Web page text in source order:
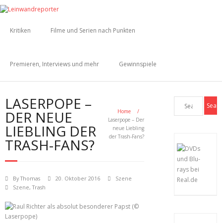
Kritiken Filme und Serien nach Punkten
Premieren, Interviews und mehr Gewinnspiele
LASERPOPE –
DER NEUE
LIEBLING DER
TRASH-FANS?
Home
/
Laserpope – Der
neue Liebling
der Trash-Fans?
ByThomas 20. Oktober 2016
Szene
Szene,Trash